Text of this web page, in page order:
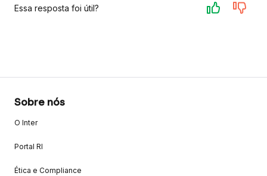
Essa resposta foi útil?
Sobre nós
O Inter
Portal RI
Ética e Compliance